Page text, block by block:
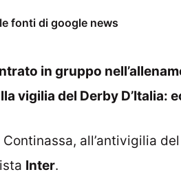
fonti di google news
in gruppo
vigilia del Derby D’Italia:
all’antivigilia del
Inter.